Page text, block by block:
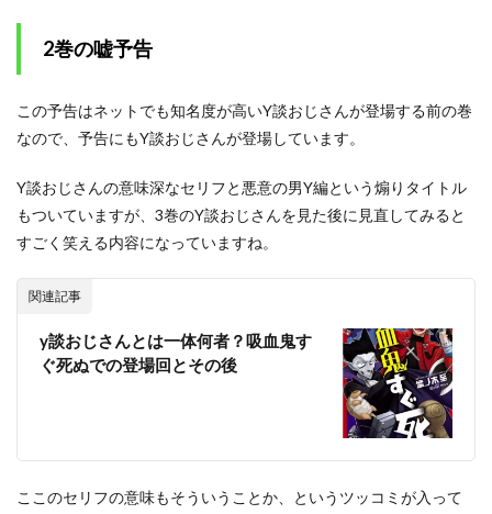
2巻の嘘予告
この予告はネットでも知名度が高いY談おじさんが登場する前の巻
なので、予告にもY談おじさんが登場しています。
Y談おじさんの意味深なセリフと悪意の男Y編という煽りタイトル
もついていますが、3巻のY談おじさんを見た後に見直してみると
すごく笑える内容になっていますね。
関連記事
y談おじさんとは一体何者？吸血鬼す
ぐ死ぬでの登場回とその後
ここのセリフの意味もそういうことか、というツッコミが入って